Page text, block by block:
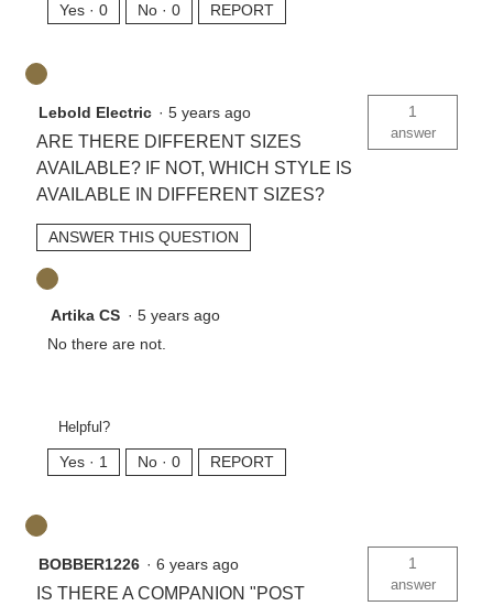
Yes · 0 No · 0 REPORT
Lebold Electric · 5 years ago
ARE THERE DIFFERENT SIZES
AVAILABLE? IF NOT, WHICH STYLE IS
AVAILABLE IN DIFFERENT SIZES?
1
answer
ANSWER THIS QUESTION
Artika CS · 5 years ago
No there are not.
Helpful?
Yes · 1 No · 0 REPORT
BOBBER1226 · 6 years ago
IS THERE A COMPANION "POST
1
answer